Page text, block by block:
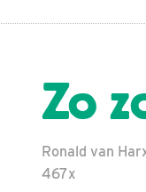
Zo
Ronald van
467x